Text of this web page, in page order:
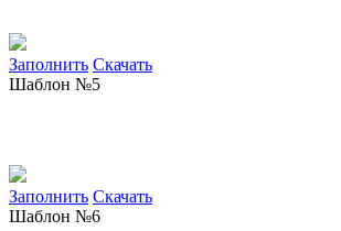
Заполнить Скачать
Шаблон №5
Заполнить Скачать
Шаблон №6